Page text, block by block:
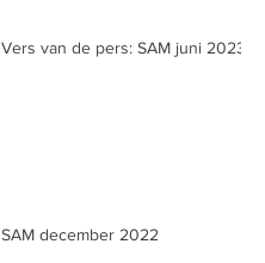
Vers van de pers: SAM juni 2023
SAM december 2022